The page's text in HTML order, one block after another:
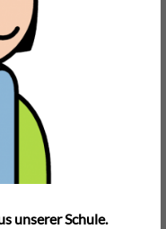
unserer Schule.